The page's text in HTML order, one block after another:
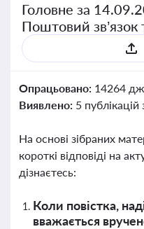
Головне за
Поштовий зв’язок
Опрацьовано: 14264
Виявлено: 5
На основі зібраних
короткі відповіді на
дізнаєтесь:
Коли повістка,
вважається